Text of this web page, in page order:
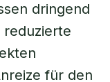
dringend
für den